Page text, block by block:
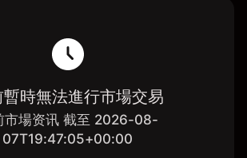
暫時無法進行市場交易
市場资讯 截至 2026-08-
07T19:47:05+00:00